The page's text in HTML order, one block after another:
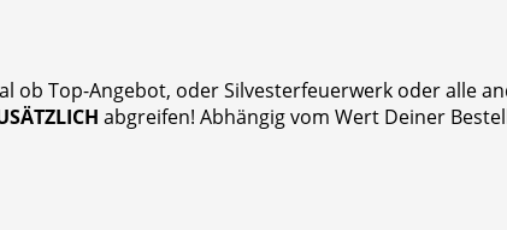
ob Top-Angebot, oder Silvesterfeuerwerk oder alle
abgreifen! Abhängig vom Wert Deiner